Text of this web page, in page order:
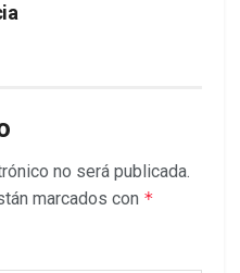
no será publicada.
marcados con *